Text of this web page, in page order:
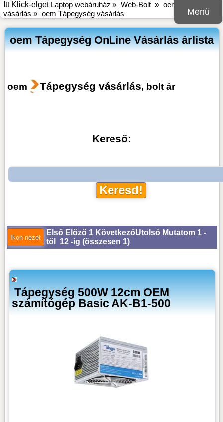
Menü
Itt Klick-elget Laptop webáruház » Web-Bolt » oem online bolt
vásárlás » oem Tápegység vásárlás
oem Tápegység OnLine Vásárlás árlista
oem Tápegység vásárlás, bolt ár
Kereső:
Első Előző 1 KövetkezőUtolsó Mutatom 1 -
től 12 -ig (összesen 1)
Tápegység 500W 12cm OEM
számítógép Basic AK-B1-500